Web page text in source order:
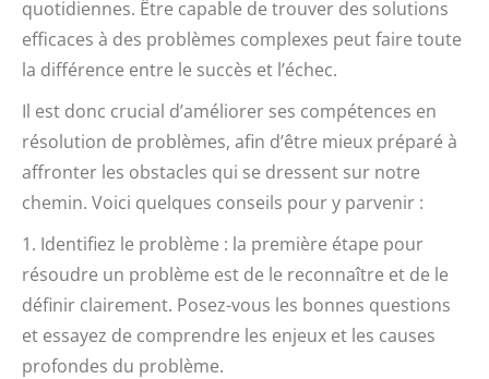
quotidiennes. Être capable de trouver des solutions
efficaces à des problèmes complexes peut faire toute
la différence entre le succès et l’échec.
Il est donc crucial d’améliorer ses compétences en
résolution de problèmes, afin d’être mieux préparé à
affronter les obstacles qui se dressent sur notre
chemin. Voici quelques conseils pour y parvenir :
1. Identifiez le problème : la première étape pour
résoudre un problème est de le reconnaître et de le
définir clairement. Posez-vous les bonnes questions
et essayez de comprendre les enjeux et les causes
profondes du problème.